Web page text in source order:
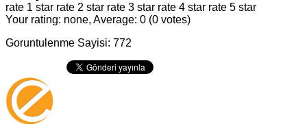
rate 1 star rate 2 star rate 3 star rate 4 star rate 5 star
Your rating: none, Average: 0 (0 votes)
Goruntulenme Sayisi: 772